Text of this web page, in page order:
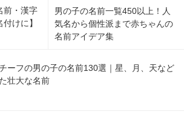
前・漢字
けに】
男の子の名前一覧450以上！人
気名から個性派まで赤ちゃんの
名前アイデア集
ーフの男の子の名前130選｜星、月、天など
壮大な名前